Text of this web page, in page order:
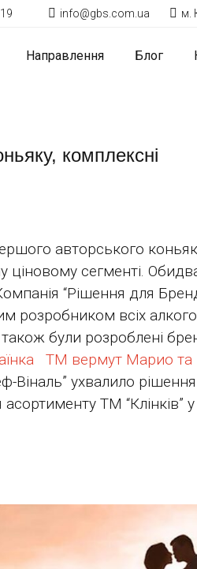
info@gbs.com.ua м.
Направлення Блог
комплексні
авторського
ціновому сегменті.
“Рішення для
розробником всіх
були розроблені
ТМ вермут Марио та
Віналь” ухвалило
ТМ “Клінків” у